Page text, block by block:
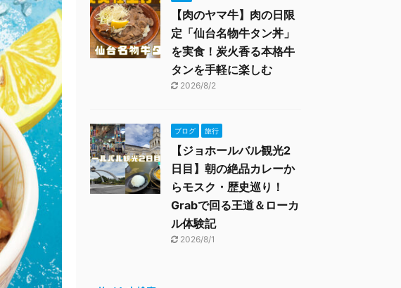
【肉のヤマ牛】肉の日限
定「仙台名物牛タン丼」
を実食！炭火香る本格牛
タンを手軽に楽しむ
2026/8/2
ブログ 旅行
【ジョホールバル観光2
日目】朝の絶品カレーか
らモスク・歴史巡り！
Grabで回る王道＆ローカ
ル体験記
2026/8/1